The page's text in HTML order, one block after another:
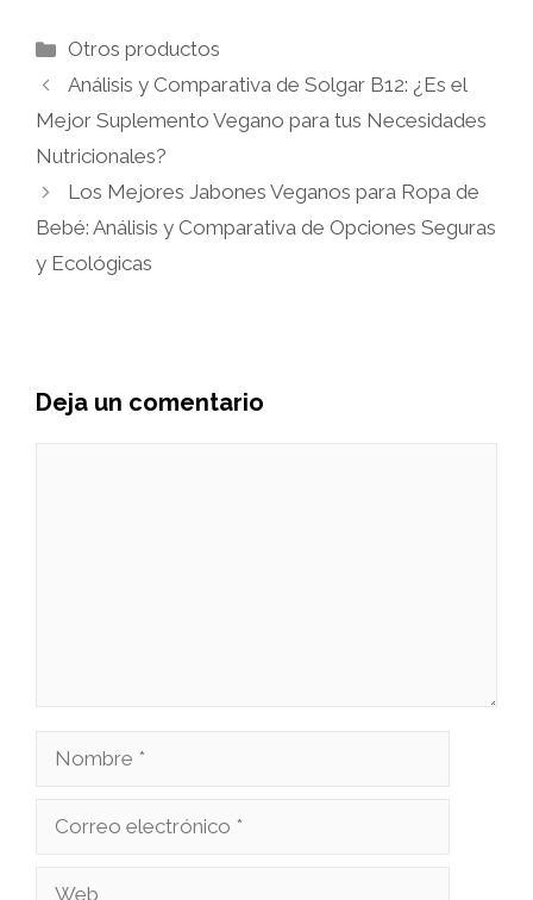
Categorías
Otros productos
Análisis y Comparativa de Solgar B12: ¿Es el
Mejor Suplemento Vegano para tus Necesidades
Nutricionales?
Los Mejores Jabones Veganos para Ropa de
Bebé: Análisis y Comparativa de Opciones Seguras
y Ecológicas
Deja un comentario
Nombre
Correo
Web